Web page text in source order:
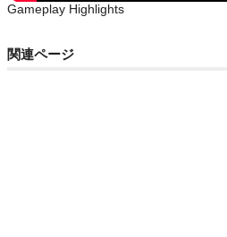
Gameplay Highlights
関連ページ